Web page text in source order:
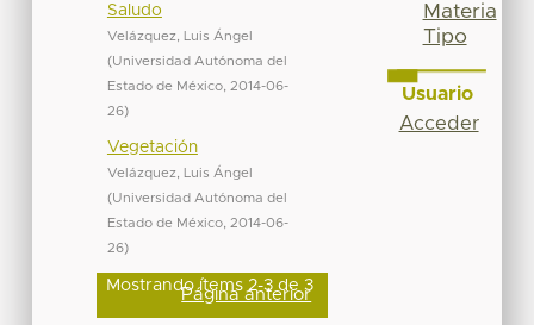
Saludo
Velázquez, Luis Ángel
(Universidad Autónoma del
Estado de México, 2014-06-
26)
Vegetación
Velázquez, Luis Ángel
(Universidad Autónoma del
Estado de México, 2014-06-
26)
Mostrando ítems 2-3 de 3
Página anterior
Materia
Tipo
Usuario
Acceder